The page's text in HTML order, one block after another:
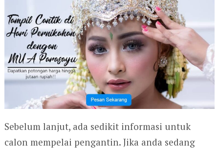
Sebelum lanjut, ada sedikit informasi untuk
calon mempelai pengantin. Jika anda sedang